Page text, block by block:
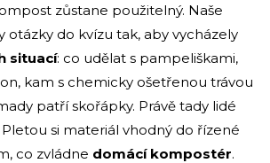
zůstane použitelný. Naše
otázky do kvízu tak, aby vycházely
situací: co udělat s pampeliškami,
kam s chemicky ošetřenou trávou
patří skořápky. Právě tady lidé
si materiál vhodný do řízené
co zvládne domácí kompostér.